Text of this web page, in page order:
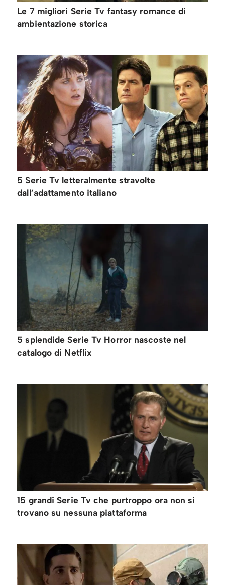
Le 7 migliori Serie Tv fantasy romance di
ambientazione storica
5 Serie Tv letteralmente stravolte
dall’adattamento italiano
5 splendide Serie Tv Horror nascoste nel
catalogo di Netflix
15 grandi Serie Tv che purtroppo ora non si
trovano su nessuna piattaforma